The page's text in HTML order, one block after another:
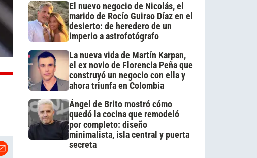
El nuevo negocio de Nicolás, el
marido de Rocío Guirao Díaz en el
desierto: de heredero de un
imperio a astrofotógrafo
La nueva vida de Martín Karpan,
el ex novio de Florencia Peña que
construyó un negocio con ella y
ahora triunfa en Colombia
Ángel de Brito mostró cómo
quedó la cocina que remodeló
por completo: diseño
minimalista, isla central y puerta
secreta